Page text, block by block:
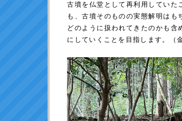
古墳を仏堂として再利用していた
も、古墳そのものの実態解明はも
どのように扱われてきたのかも含
にしていくことを目指します。（